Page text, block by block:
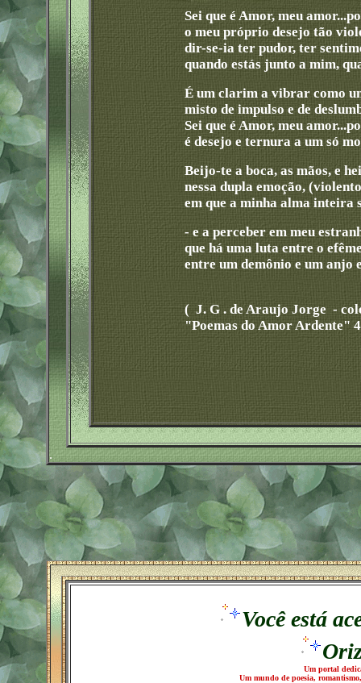
Sei que é Amor, meu
o meu próprio desejo tão
dir-se-ia ter pudor, ter
quando estás junto a mim,
É um clarim a vibrar como
misto de impulso e de
Sei que é Amor, meu
é desejo e ternura a um só
Beijo-te a boca, as mãos, e
nessa dupla emoção,
em que a minha alma inteira
- e a perceber em meu
que há uma luta entre o
entre um demônio e um
( J. G . de Araujo Jorge -
"Poemas do Amor Ardente"
.
.
Você está
Um portal
Um mundo de poesia,